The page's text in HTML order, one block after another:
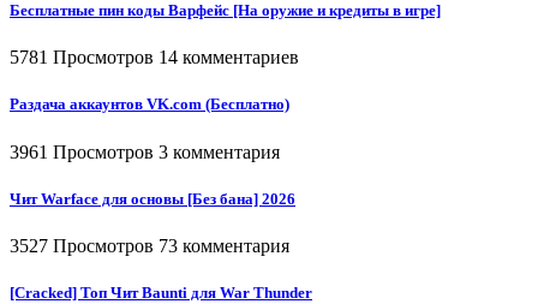
Бесплатные пин коды Варфейс [На оружие и кредиты в игре]
5781 Просмотров 14 комментариев
Раздача аккаунтов VK.com (Бесплатно)
3961 Просмотров 3 комментария
Чит Warface для основы [Без бана] 2026
3527 Просмотров 73 комментария
[Cracked] Топ Чит Baunti для War Thunder